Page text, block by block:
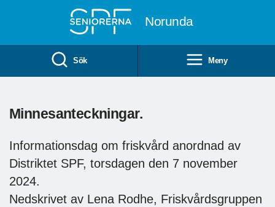
Norunda
Sök Meny
Minnesanteckningar.
Informationsdag om friskvård anordnad av
Distriktet SPF, torsdagen den 7 november
2024.
Nedskrivet av Lena Rodhe, Friskvårdsgruppen